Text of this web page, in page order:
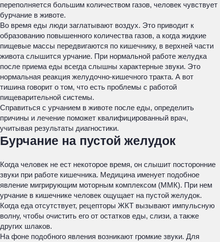
переполняется большим количеством газов, человек чувствует
бурчание в животе.
Во время еды люди заглатывают воздух. Это приводит к
образованию повышенного количества газов, а когда жидкие
пищевые массы передвигаются по кишечнику, в верхней части
живота слышится урчание. При нормальной работе желудка
после приема еды всегда слышны характерные звуки. Это
нормальная реакция желудочно-кишечного тракта. А вот
тишина говорит о том, что есть проблемы с работой
пищеварительной системы.
Справиться с урчанием в животе после еды, определить
причины и лечение поможет квалифицированный врач,
учитывая результаты диагностики.
Бурчание на пустой желудок
Когда человек не ест некоторое время, он слышит посторонние
звуки при работе кишечника. Медицина именует подобное
явление мигрирующим моторным комплексом (ММК). При нем
урчание в кишечнике человек ощущает на пустой желудок.
Когда еда отсутствует, рецепторы ЖКТ вызывают импульсную
волну, чтобы очистить его от остатков еды, слизи, а также
других шлаков.
На фоне подобного явления возникают громкие звуки. Для